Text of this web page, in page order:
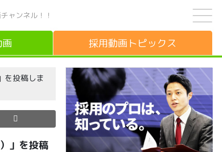
ャンネル！！
採用動画 トピックス
を投稿しま
」を投稿